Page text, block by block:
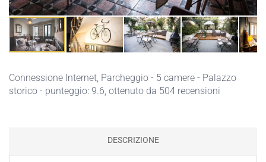
Connessione Internet, Parcheggio - 5 camere - Palazzo
storico - punteggio: 9.6, ottenuto da 504 recensioni
DESCRIZIONE